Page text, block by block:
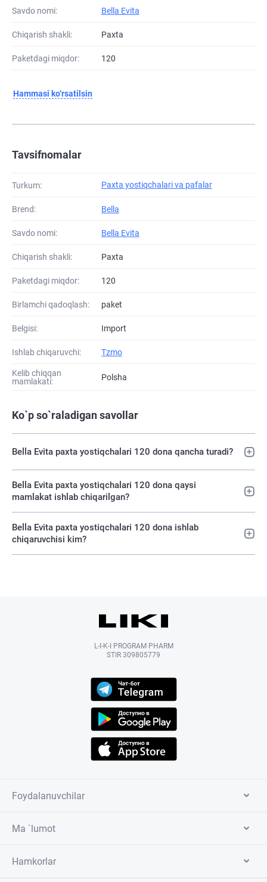
Savdo nomi: Bella Evita
Chiqarish shakli: Paxta
Paketdagi miqdor: 120
Hammasi ko‘rsatilsin
Tavsifnomalar
Turkum: Paxta yostiqchalari va pafalar
Brend: Bella
Savdo nomi: Bella Evita
Chiqarish shakli: Paxta
Paketdagi miqdor: 120
Birlamchi qadoqlash: paket
Belgisi: Import
Ishlab chiqaruvchi: Tzmo
Kelib chiqqan
mamlakati:
Polsha
Ko`p so`raladigan savollar
Bella Evita paxta yostiqchalari 120 dona qancha turadi?
Bella Evita paxta yostiqchalari 120 dona qaysi
mamlakat ishlab chiqarilgan?
Bella Evita paxta yostiqchalari 120 dona ishlab
chiqaruvchisi kim?
L-I-K-I PROGRAM PHARM
STIR 309805779
Foydalanuvchilar
Ma `lumot
Hamkorlar